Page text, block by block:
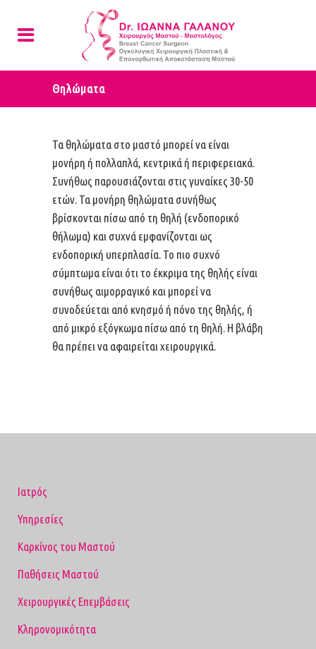
Θηλώματα
Τα θηλώματα στο μαστό μπορεί να είναι
μονήρη ή πολλαπλά, κεντρικά ή περιφερειακά.
Συνήθως παρουσιάζονται στις γυναίκες 30-50
ετών. Τα μονήρη θηλώματα συνήθως
βρίσκονται πίσω από τη θηλή (ενδοπορικό
θήλωμα) και συχνά εμφανίζονται ως
ενδοπορική υπερπλασία. Το πιο συχνό
σύμπτωμα είναι ότι το έκκριμα της θηλής είναι
συνήθως αιμορραγικό και μπορεί να
συνοδεύεται από κνησμό ή πόνο της θηλής, ή
από μικρό εξόγκωμα πίσω από τη θηλή. Η βλάβη
θα πρέπει να αφαιρείται χειρουργικά.
Ιατρός
Υπηρεσίες
Καρκίνος του Μαστού
Παθήσεις Μαστού
Χειρουργικές Επεμβάσεις
Κληρονομικότητα